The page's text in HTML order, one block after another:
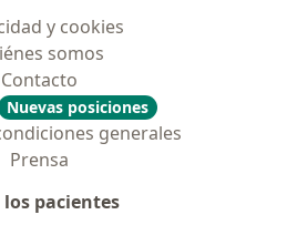
y cookies
somos
Contacto
Nuevas posiciones
generales
Prensa
los pacientes